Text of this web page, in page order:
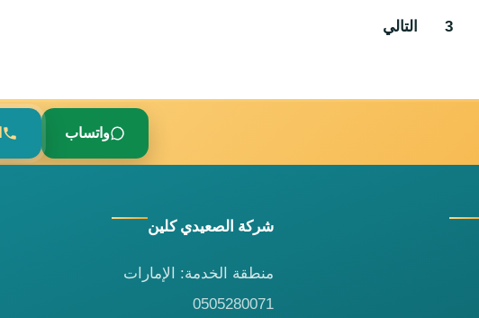
3 التالي
واتساب
شركة الصعيدي كلين
منطقة الخدمة: الإمارات
0505280071